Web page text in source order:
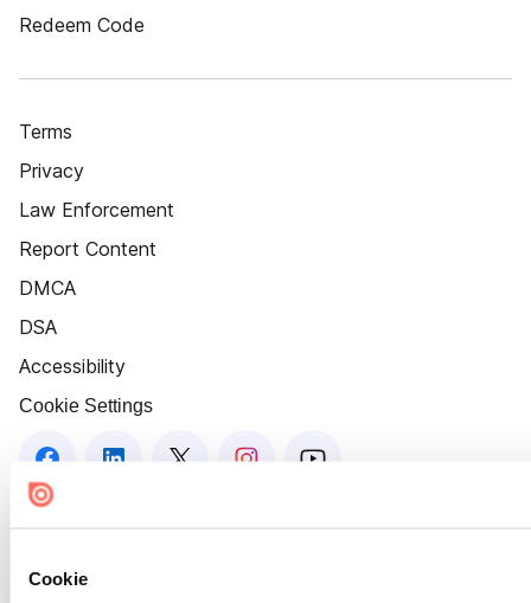
Cookie
Redeem Code
Terms
Privacy
Law Enforcement
Report Content
DMCA
DSA
Accessibility
Cookie Settings